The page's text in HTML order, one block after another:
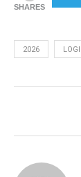
SHARES
2026